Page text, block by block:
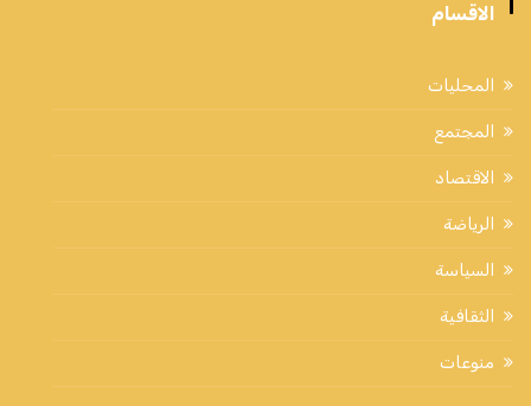
الاقسام
المحليات
المجتمع
الاقتصاد
الرياضة
السياسة
الثقافية
منوعات